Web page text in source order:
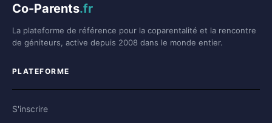
Co-Parents.fr
La plateforme de référence pour la coparentalité et la rencontre
de géniteurs, active depuis 2008 dans le monde entier.
PLATEFORME
S'inscrire